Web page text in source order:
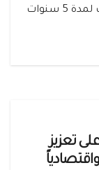
مجلس الوزراء على إيقاف استيراد الدراجات لمدة 5 سنوات
تعزيز